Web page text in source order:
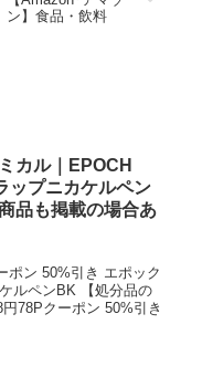
カル｜EPOCH
ップニカケルペン
品も掲載の場合あ
ポン 50%引き エポック
ルペンBK 【処分品の
78Pクーポン 50%引き